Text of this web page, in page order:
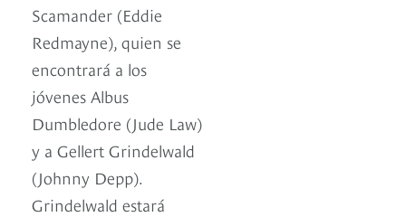
Scamander (Eddie
Redmayne), quien se
encontrará a los
jóvenes Albus
Dumbledore (Jude Law)
y a Gellert Grindelwald
(Johnny Depp).
Grindelwald estará